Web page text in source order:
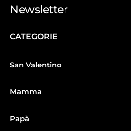
Newsletter
CATEGORIE
San Valentino
Mamma
Papà